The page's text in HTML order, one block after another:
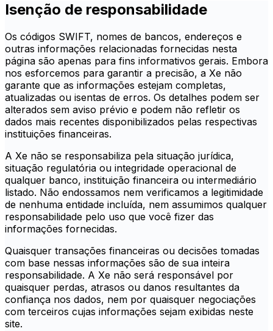
Isenção de responsabilidade
Os códigos SWIFT, nomes de bancos, endereços e
outras informações relacionadas fornecidas nesta
página são apenas para fins informativos gerais. Embora
nos esforcemos para garantir a precisão, a Xe não
garante que as informações estejam completas,
atualizadas ou isentas de erros. Os detalhes podem ser
alterados sem aviso prévio e podem não refletir os
dados mais recentes disponibilizados pelas respectivas
instituições financeiras.
A Xe não se responsabiliza pela situação jurídica,
situação regulatória ou integridade operacional de
qualquer banco, instituição financeira ou intermediário
listado. Não endossamos nem verificamos a legitimidade
de nenhuma entidade incluída, nem assumimos qualquer
responsabilidade pelo uso que você fizer das
informações fornecidas.
Quaisquer transações financeiras ou decisões tomadas
com base nessas informações são de sua inteira
responsabilidade. A Xe não será responsável por
quaisquer perdas, atrasos ou danos resultantes da
confiança nos dados, nem por quaisquer negociações
com terceiros cujas informações sejam exibidas neste
site.